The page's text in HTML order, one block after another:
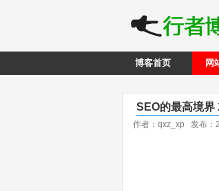
博客首页 网
SEO的最高境界
作者：qxz_xp 发布：